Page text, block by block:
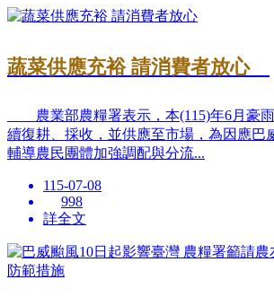
蔬菜供應充裕 請消費者放心
農業部農糧署表示，本(115)年6月豪
續復耕、採收，並供應至市場，為因應巴
輔導農民團體加強調配與分流...
115-07-08
998
詳全文